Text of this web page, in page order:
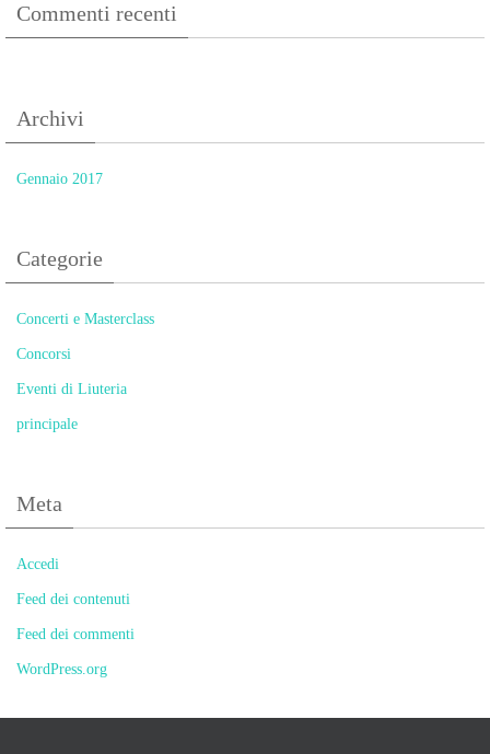
Commenti recenti
Archivi
Gennaio 2017
Categorie
Concerti e Masterclass
Concorsi
Eventi di Liuteria
principale
Meta
Accedi
Feed dei contenuti
Feed dei commenti
WordPress.org